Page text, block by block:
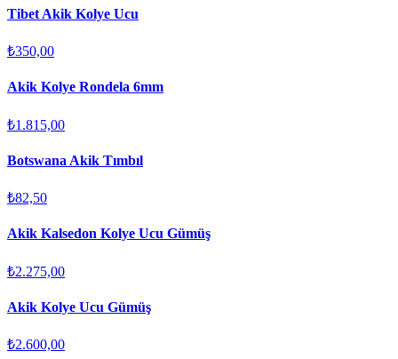
Tibet Akik Kolye Ucu
₺350,00
Akik Kolye Rondela 6mm
₺1.815,00
Botswana Akik Tımbıl
₺82,50
Akik Kalsedon Kolye Ucu Gümüş
₺2.275,00
Akik Kolye Ucu Gümüş
₺2.600,00